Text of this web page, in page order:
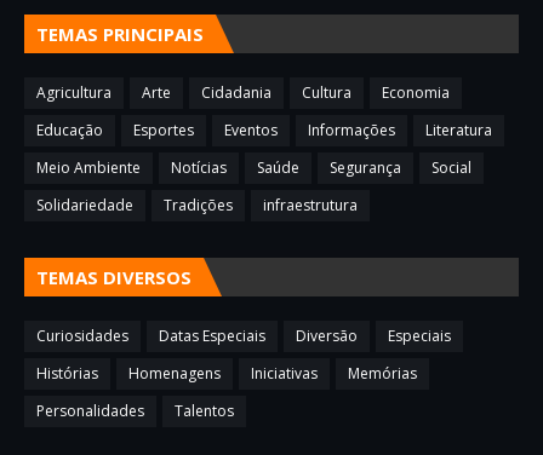
TEMAS PRINCIPAIS
Agricultura Arte Cidadania Cultura
Economia
Educação
Esportes Eventos Informações
Literatura
Meio Ambiente
Notícias Saúde Segurança
Social
Solidariedade
Tradições infraestrutura
TEMAS DIVERSOS
Curiosidades Datas Especiais Diversão
Especiais
Histórias
Homenagens Iniciativas
Memórias
Personalidades
Talentos